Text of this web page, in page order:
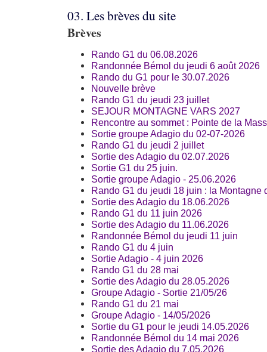
03. Les brèves du site
Brèves
Rando G1 du 06.08.2026
Randonnée Bémol du jeudi 6 août 2026
Rando du G1 pour le 30.07.2026
Nouvelle brève
Rando G1 du jeudi 23 juillet
SEJOUR MONTAGNE VARS 2027
Rencontre au sommet : Pointe de la
Sortie groupe Adagio du 02-07-2026
Rando G1 du jeudi 2 juillet
Sortie des Adagio du 02.07.2026
Sortie G1 du 25 juin.
Sortie groupe Adagio - 25.06.2026
Rando G1 du jeudi 18 juin : la Montagne
Sortie des Adagio du 18.06.2026
Rando G1 du 11 juin 2026
Sortie des Adagio du 11.06.2026
Randonnée Bémol du jeudi 11 juin
Rando G1 du 4 juin
Sortie Adagio - 4 juin 2026
Rando G1 du 28 mai
Sortie des Adagio du 28.05.2026
Groupe Adagio - Sortie 21/05/26
Rando G1 du 21 mai
Groupe Adagio - 14/05/2026
Sortie du G1 pour le jeudi 14.05.2026
Randonnée Bémol du 14 mai 2026
Sortie des Adagio du 7.05.2026